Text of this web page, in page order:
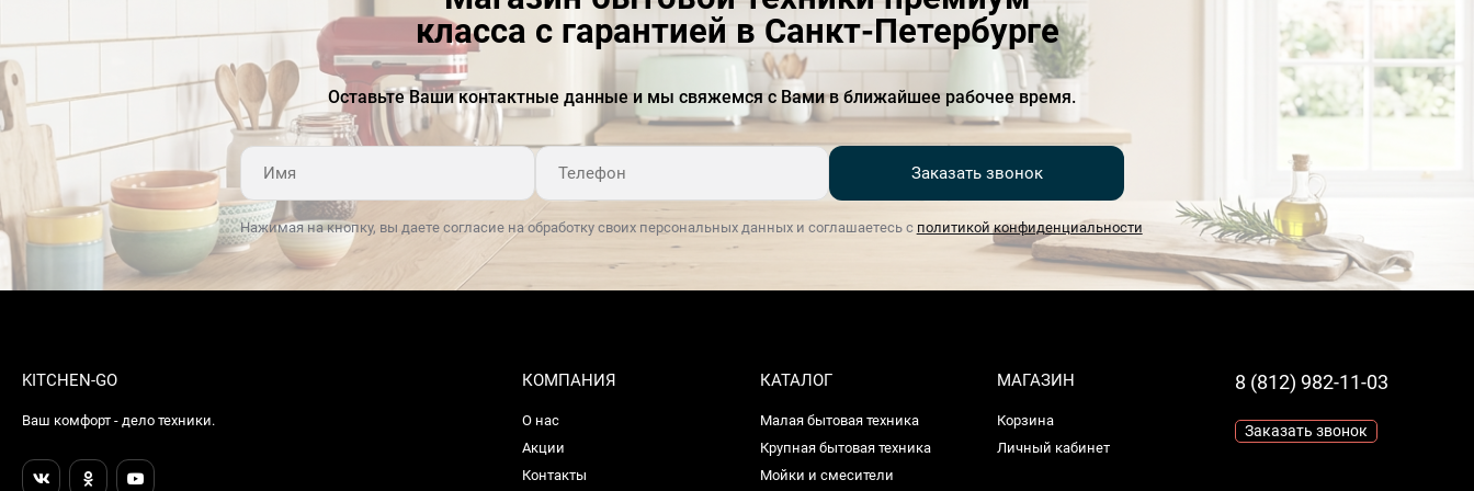
есть
Система ActiveWater есть
HygienePlus
Быстрая Есть
Частота тока, Гц 50-60
Цвет панели управления черный
Длина отводящего шланга 01.сен
Длина подводящего
шланга
янв.65
класса с гарантией в Санкт-Петербурге
Оставьте Ваши контактные данные и мы свяжемся с Вами в ближайшее рабочее время.
Заказать звонок
Нажимая на кнопку, вы даете согласие на обработку своих персональных данных и соглашаетесь с политикой конфиденциальности
KITCHEN-GO
Ваш комфорт - дело техники.
КОМПАНИЯ
О нас
Акции
Контакты
КАТАЛОГ
Малая бытовая техника
Крупная бытовая техника
Мойки и смесители
МАГАЗИН
Корзина
Личный кабинет
8 (812) 982-11-03
Заказать звонок